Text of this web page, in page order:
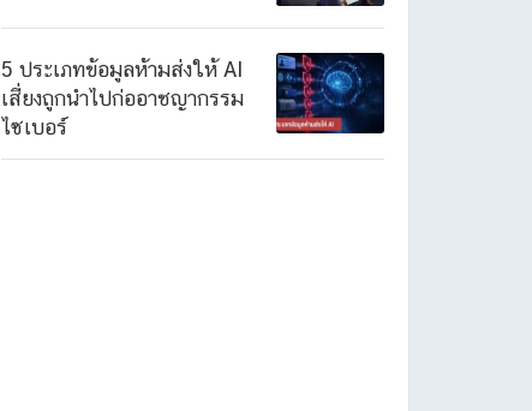
5 ประเภทข้อมูลห้ามส่งให้ AI
เสี่ยงถูกนำไปก่ออาชญากรรม
ไซเบอร์